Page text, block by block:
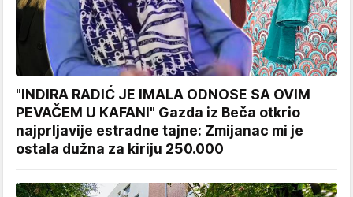
"INDIRA RADIĆ JE IMALA ODNOSE SA OVIM
PEVAČEM U KAFANI" Gazda iz Beča otkrio
najprljavije estradne tajne: Zmijanac mi je
ostala dužna za kiriju 250.000